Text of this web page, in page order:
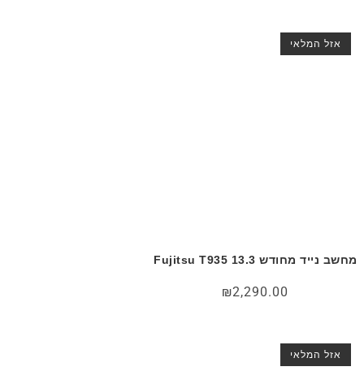
אזל המלאי
מחשב נייד מחודש Fujitsu T935 13.3
₪2,290.00
אזל המלאי